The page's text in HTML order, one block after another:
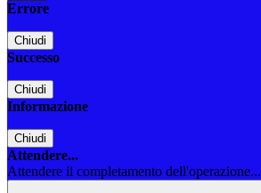
Errore
Chiudi
Successo
Chiudi
Informazione
Chiudi
Attendere...
Attendere il completamento dell'operazione...